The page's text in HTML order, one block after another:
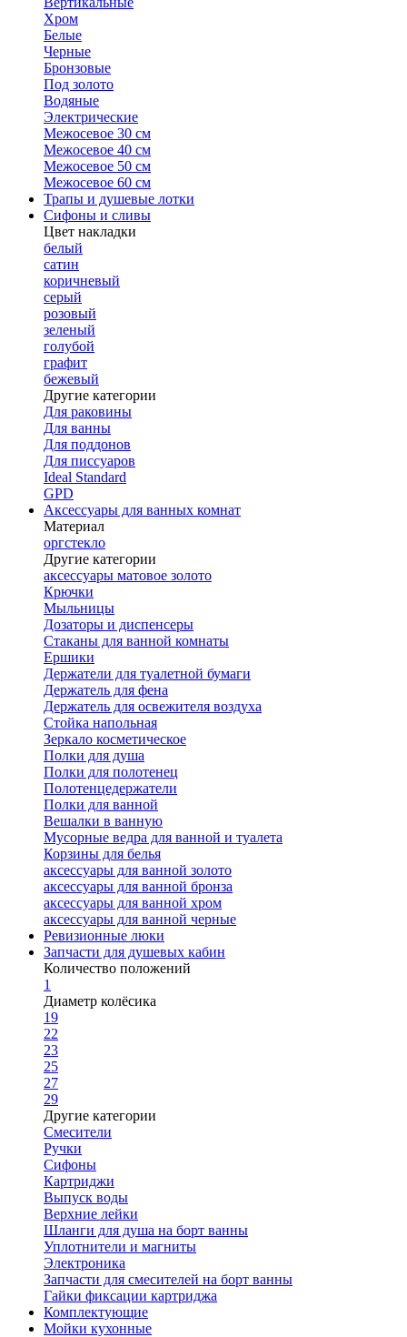
Хром
Белые
Черные
Бронзовые
Под золото
Водяные
Электрические
Межосевое 30 см
Межосевое 40 см
Межосевое 50 см
Межосевое 60 см
Трапы и душевые лотки
Сифоны и сливы
Цвет накладки
белый
сатин
коричневый
серый
розовый
зеленый
голубой
графит
бежевый
Другие категории
Для раковины
Для ванны
Для поддонов
Для писсуаров
Ideal Standard
GPD
Аксессуары для ванных комнат
Материал
оргстекло
Другие категории
аксессуары матовое золото
Крючки
Мыльницы
Дозаторы и диспенсеры
Стаканы для ванной комнаты
Ершики
Держатели для туалетной бумаги
Держатель для фена
Держатель для освежителя воздуха
Стойка напольная
Зеркало косметическое
Полки для душа
Полки для полотенец
Полотенцедержатели
Полки для ванной
Вешалки в ванную
Мусорные ведра для ванной и туалета
Корзины для белья
аксессуары для ванной золото
аксессуары для ванной бронза
аксессуары для ванной хром
аксессуары для ванной черные
Ревизионные люки
Запчасти для душевых кабин
Количество положений
1
Диаметр колёсика
19
22
23
25
27
29
Другие категории
Смесители
Ручки
Сифоны
Картриджи
Выпуск воды
Верхние лейки
Шланги для душа на борт ванны
Уплотнители и магниты
Электроника
Запчасти для смесителей на борт ванны
Гайки фиксации картриджа
Комплектующие
Мойки кухонные